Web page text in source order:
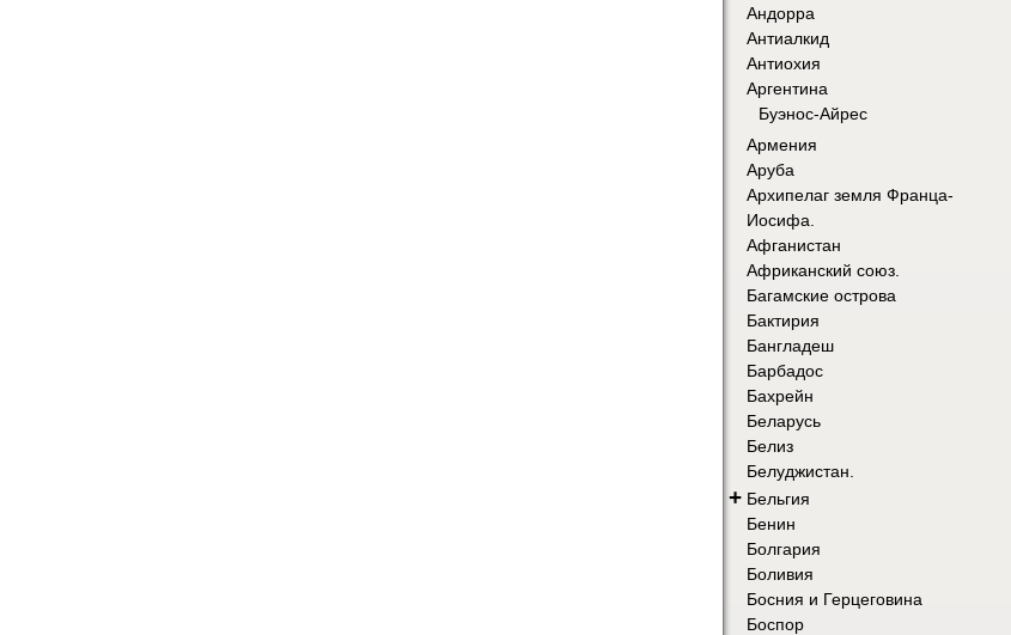
Андорра
Антиалкид
Антиохия
Аргентина
Буэнос-Айрес
Армения
Аруба
Архипелаг земля Франца-
Иосифа.
Афганистан
Африканский союз.
Багамские острова
Бактирия
Бангладеш
Барбадос
Бахрейн
Беларусь
Белиз
Белуджистан.
+ Бельгия
Бенин
Болгария
Боливия
Босния и Герцеговина
Боспор